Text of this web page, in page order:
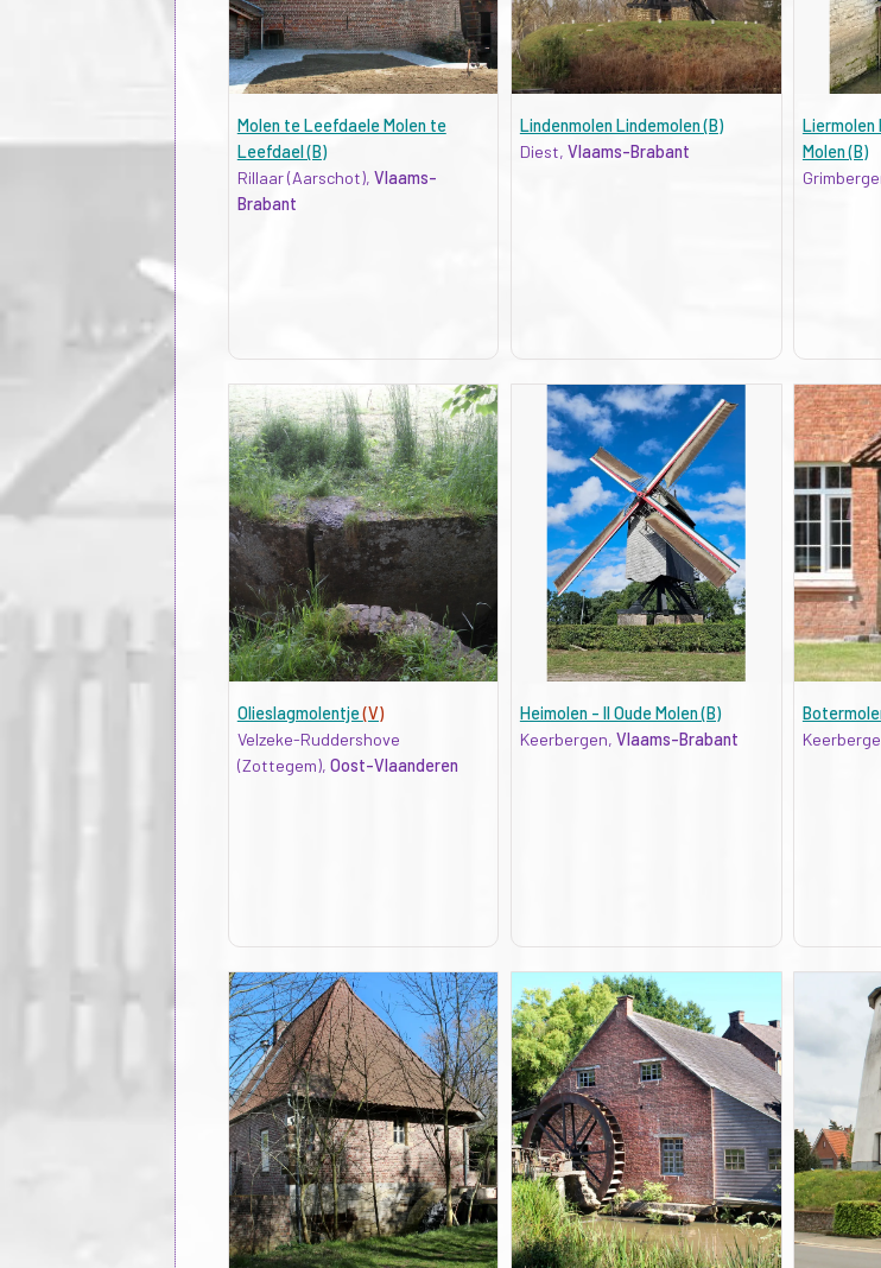
Molen te Leefdaele Molen te
Leefdael (B)
Rillaar (Aarschot), Vlaams-
Brabant
Lindenmolen Lindemolen (B)
Diest, Vlaams-Brabant
Liermolen
Molen (B)
Olieslagmolentje(V)
Velzeke-Ruddershove
(Zottegem), Oost-Vlaanderen
Heimolen - II Oude Molen (B)
Keerbergen, Vlaams-Brabant